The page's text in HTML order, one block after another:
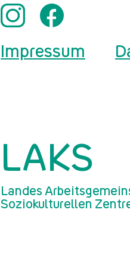
Impressum
LAKS
Landes
Soziokulturellen